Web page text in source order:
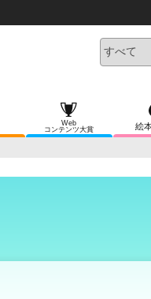
Web
コンテンツ大賞
絵